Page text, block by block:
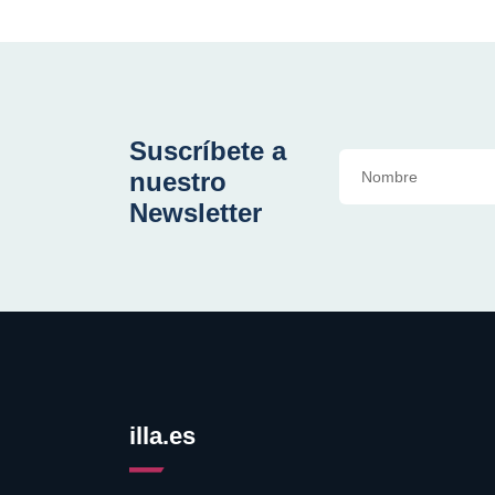
Suscríbete a
nuestro
Newsletter
illa.es